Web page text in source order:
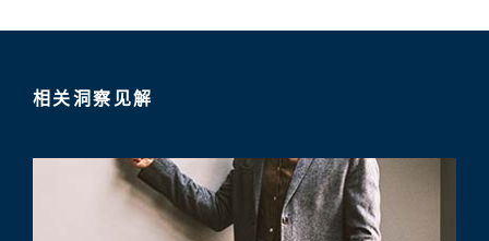
相关洞察见解